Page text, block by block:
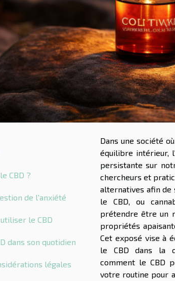
CBD ?
de l'anxiété
le CBD
dans son quotidien
légales
Dans une société
équilibre intérieur,
persistante sur
chercheurs et
alternatives afin de
le CBD, ou
prétendre être un
propriétés
Cet exposé vise à
le CBD dans la
comment le CBD
votre routine pour